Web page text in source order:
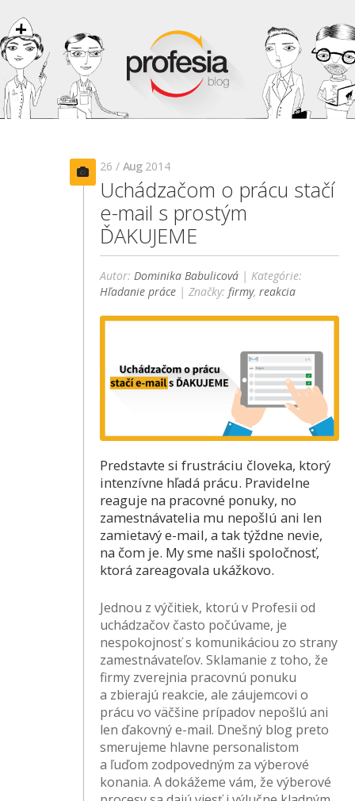
26 /Aug 2014
Uchádzačom o prácu stačí
e-mail s prostým
ĎAKUJEME
Autor:Dominika Babulicová | Kategórie:
Hľadanie práce | Značky:firmy,reakcia
Predstavte si frustráciu človeka, ktorý
intenzívne hľadá prácu. Pravidelne
reaguje na pracovné ponuky, no
zamestnávatelia mu nepošlú ani len
zamietavý e-mail, a tak týždne nevie,
na čom je. My sme našli spoločnosť,
ktorá zareagovala ukážkovo.
Jednou z výčitiek, ktorú v Profesii od
uchádzačov často počúvame, je
nespokojnosť s komunikáciou zo strany
zamestnávateľov. Sklamanie z toho, že
firmy zverejnia pracovnú ponuku
a zbierajú reakcie, ale záujemcovi o
prácu vo väčšine prípadov nepošlú ani
len ďakovný e-mail. Dnešný blog preto
smerujeme hlavne personalistom
a ľuďom zodpovedným za výberové
konania. A dokážeme vám, že výberové